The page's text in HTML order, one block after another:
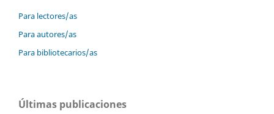
Para lectores/as
Para autores/as
Para bibliotecarios/as
Últimas publicaciones